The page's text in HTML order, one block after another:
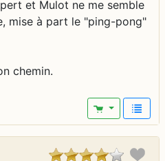
et Mulot ne me semble
mise à part le "ping-pong"
chemin.